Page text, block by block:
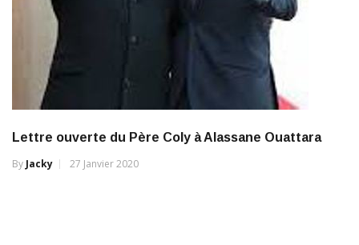
Lettre ouverte du Père Coly à Alassane Ouattara
By Jacky 27 Janvier 2020